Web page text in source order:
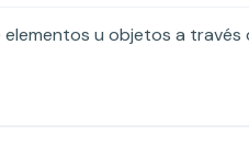
u objetos a través